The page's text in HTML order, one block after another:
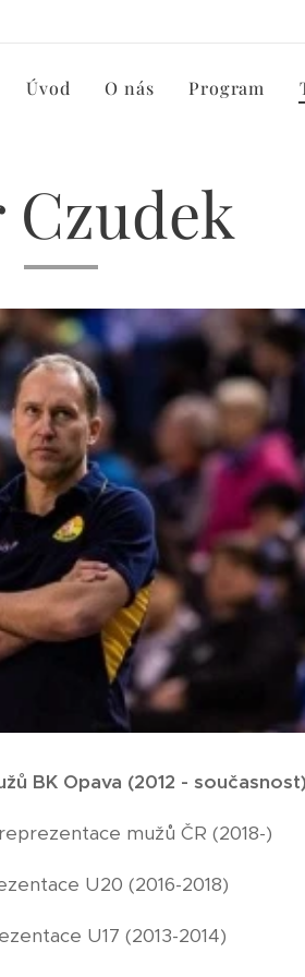
Úvod O nás Program
Czudek
BK Opava (2012 -
mužů ČR (2018-)
U20 (2016-2018)
U17 (2013-2014)